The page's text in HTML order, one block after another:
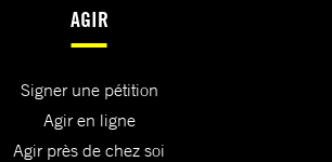
AGIR
Signer une pétition
Agir en ligne
Agir près de chez soi